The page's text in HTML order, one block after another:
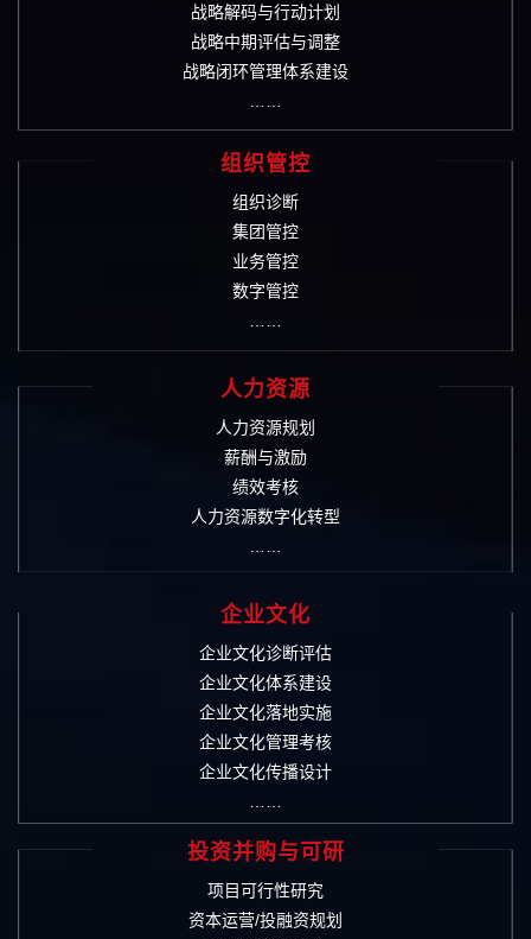
战略解码与行动计划
战略中期评估与调整
战略闭环管理体系建设
组织管控
组织诊断
集团管控
业务管控
数字管控
人力资源
人力资源规划
薪酬与激励
绩效考核
人力资源数字化转型
企业文化
企业文化诊断评估
企业文化体系建设
企业文化落地实施
企业文化管理考核
企业文化传播设计
投资并购与可研
项目可行性研究
资本运营/投融资规划